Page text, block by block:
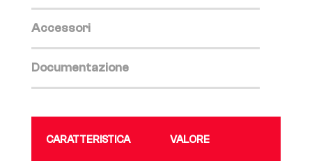
Accessori
Documentazione
CARATTERISTICA VALORE